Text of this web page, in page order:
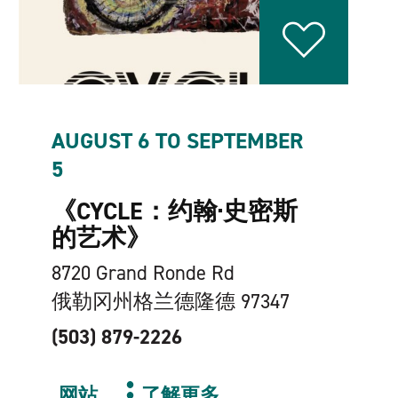
AUGUST 6 TO SEPTEMBER
5
《CYCLE：约翰·史密斯
的艺术》
8720 Grand Ronde Rd
俄勒冈州格兰德隆德 97347
(503) 879-2226